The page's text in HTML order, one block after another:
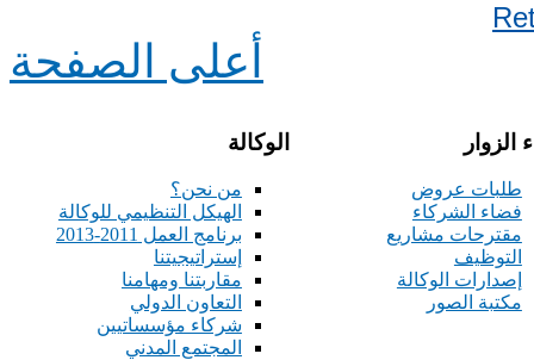
أعلى الصفحة
الوكالة
من نحن؟
الهيكل التنظيمي للوكالة
برنامج العمل 2011-2013
إستراتيجيتنا
مقاربتنا ومهامنا
التعاون الدولي
شركاء مؤسساتيين
المجتمع المدني
الزوار
طلبات عروض
فضاء الشركاء
مقترحات مشاريع
التوظيف
إصدارات الوكالة
مكتبة الصور